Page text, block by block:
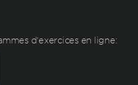
d'exercices en ligne: